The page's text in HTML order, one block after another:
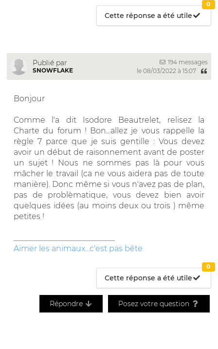
Cette réponse a été utile
0
Publié par
SNOWFLAKE
194 messages
le 08/03/2022 à 15:07
Bonjour
Comme l'a dit Isodore Beautrelet, relisez la
Charte du forum ! Bon...allez je vous rappelle la
règle 7 parce que je suis gentille : Vous devez
avoir un début de raisonnement avant de poster
un sujet ! Nous ne sommes pas là pour vous
mâcher le travail (ca ne vous aidera pas de toute
manière). Donc même si vous n'avez pas de plan,
pas de problèmatique, vous devez bien avoir
quelques idées (au moins deux ou trois ) même
petites !
Aimer les animaux...c'est pas bête
Cette réponse a été utile
0
Répondre Posez votre question